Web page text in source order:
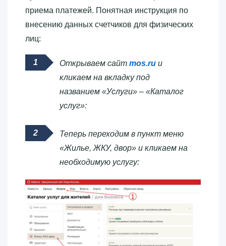
приема платежей. Понятная инструкция по
внесению данных счетчиков для физических
лиц:
Открываем сайт mos.ru и
кликаем на вкладку под
названием «Услуги» – «Каталог
услуг»:
Теперь переходим в пункт меню
«Жилье, ЖКУ, двор» и кликаем на
необходимую услугу: